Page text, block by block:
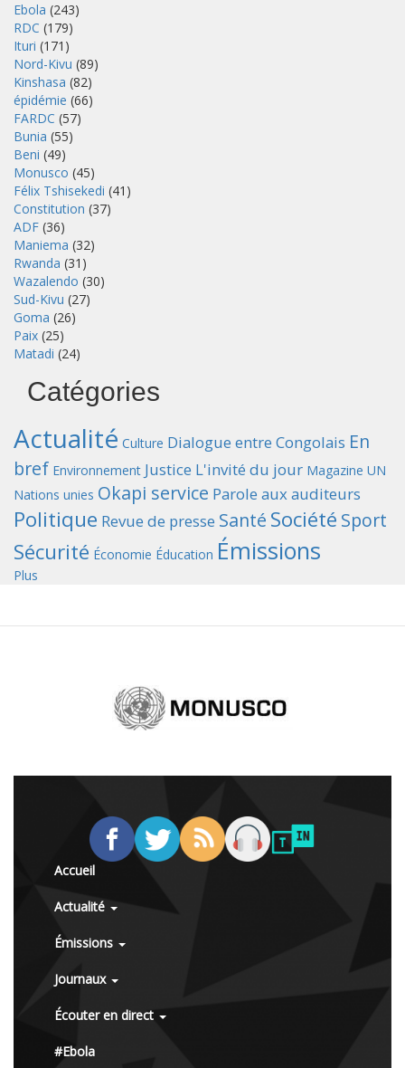
Ebola (243)
RDC (179)
Ituri (171)
Nord-Kivu (89)
Kinshasa (82)
épidémie (66)
FARDC (57)
Bunia (55)
Beni (49)
Monusco (45)
Félix Tshisekedi (41)
Constitution (37)
ADF (36)
Maniema (32)
Rwanda (31)
Wazalendo (30)
Sud-Kivu (27)
Goma (26)
Paix (25)
Matadi (24)
Catégories
Actualité Culture Dialogue entre Congolais En
bref Environnement Justice L'invité du jour Magazine UN
Nations unies Okapi service Parole aux auditeurs
Politique Revue de presse Santé Société Sport
Sécurité Économie Éducation Émissions
Plus
Accueil
Actualité
Émissions
Journaux
Écouter en direct
#Ebola